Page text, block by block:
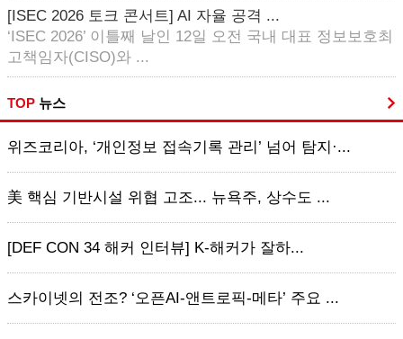
[ISEC 2026 토크 콘서트] AI 자율 공격 ...
‘ISEC 2026’ 이틀째 날인 12일 오전 국내 대표 정보보호최
고책임자(CISO)와 ...
TOP 뉴스
위즈코리아, ‘개인정보 접속기록 관리’ 넘어 탐지·...
美 핵심 기반시설 위협 고조... 뉴욕주, 상수도 ...
[DEF CON 34 해커 인터뷰] K-해커가 잘하...
스카이넷의 전조? ‘오픈AI-앤트로픽-메타’ 주요 ...